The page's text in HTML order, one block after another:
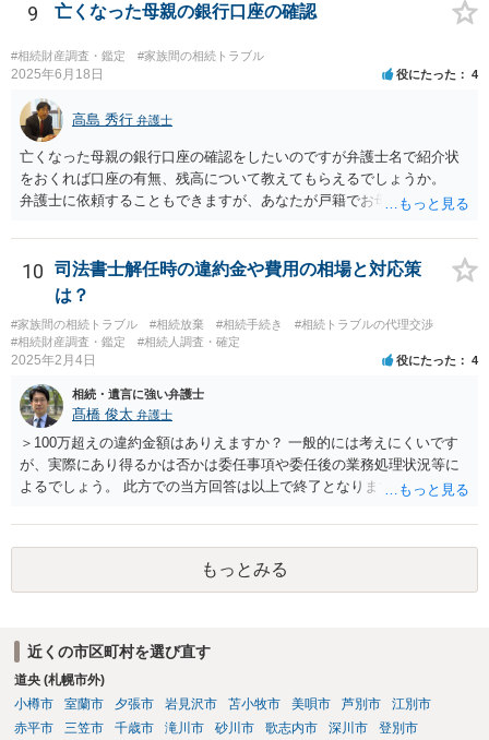
9 亡くなった母親の銀行口座の確認
#相続財産調査・鑑定 #家族間の相続トラブル
2025年6月18日 役にたった 4
高島 秀行 弁護士
亡くなった母親の銀行口座の確認をしたいのですが弁護士名で紹介状
をおくれば口座の有無、残高について教えてもらえるでしょうか。
弁護士に依頼することもできますが、あなたが戸籍でお母さんの相続
高は教えてくれると思います。 自分ではよくわからないということ
であれば、弁護士に相談し依頼されたら良いと思います。
10
司法書士解任時の違約金や費用の相場と対応策
は？
#家族間の相続トラブル #相続放棄 #相続手続き
#相続トラブルの代理交渉
#相続財産調査・鑑定
#相続人調査・確定
2025年2月4日 役にたった 4
相続・遺言に強い弁護士
髙橋 俊太 弁護士
＞100万超えの違約金額はありえますか？ 一般的には考えにくいです
が、実際にあり得るかは否かは委任事項や委任後の業務処理状況等に
よるでしょう。 此方での当方回答は以上で終了となりますが、参考に
もっとみる
近くの市区町村を選び直す
道央 (札幌市外)
小樽市
室蘭市 夕張市 岩見沢市 苫小牧市 美唄市 芦別市
江別市
赤平市
三笠市 千歳市 滝川市 砂川市 歌志内市 深川市
登別市